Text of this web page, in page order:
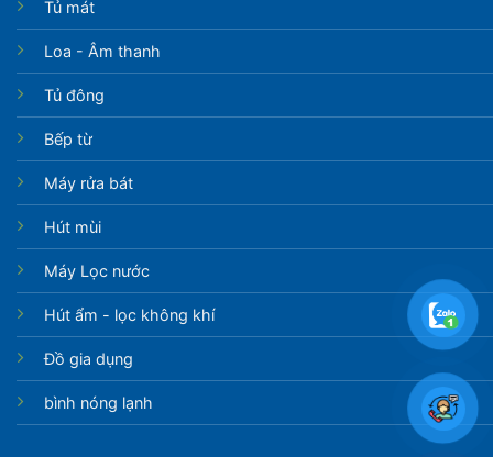
Tủ mát
Loa - Âm thanh
Tủ đông
Bếp từ
Máy rửa bát
Hút mùi
Máy Lọc nước
Hút ẩm - lọc không khí
Đồ gia dụng
bình nóng lạnh